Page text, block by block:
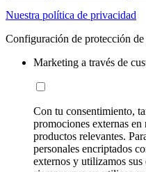
Nuestra política de privacidad
Configuración de protección de
Marketing a través de
Con tu consentimiento,
promociones externas
productos relevantes.
personales encriptados
externos y utilizamos